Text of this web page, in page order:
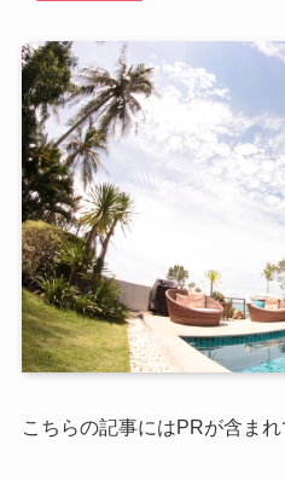
こちらの記事にはPRが含まれ